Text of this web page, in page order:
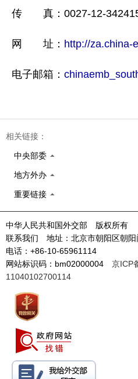
传 真：0027-12-
网 址： http://za.china-
电子邮箱：
相关链接：
中央部委
地方外办
重要链接
中华人民共和国外交部 版权所有
联系我们 地址：北京市朝阳区朝
电话：+86-10-65961114
网站标识码：bm02000004 京ICP
11040102700114